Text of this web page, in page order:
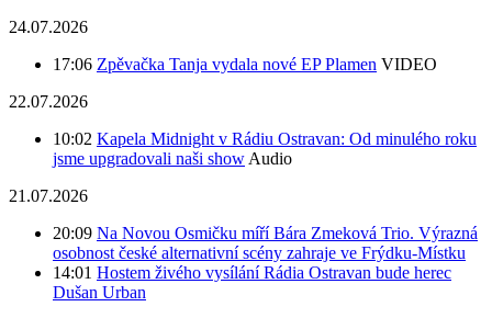
24.07.2026
17:06 Zpěvačka Tanja vydala nové EP Plamen VIDEO
22.07.2026
10:02 Kapela Midnight v Rádiu Ostravan: Od minulého roku
jsme upgradovali naši show Audio
21.07.2026
20:09 Na Novou Osmičku míří Bára Zmeková Trio. Výrazná
osobnost české alternativní scény zahraje ve Frýdku-Místku
14:01 Hostem živého vysílání Rádia Ostravan bude herec
Dušan Urban